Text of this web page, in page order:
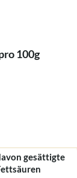
100g
gesättigte